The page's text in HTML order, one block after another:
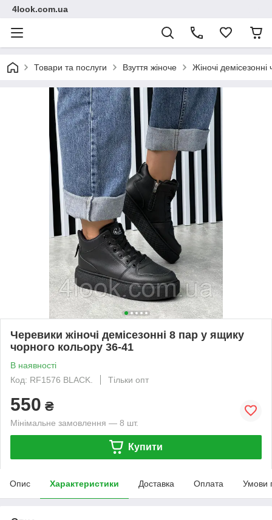
4look.com.ua
Товари та послуги Взуття жіноче Жіночі демісезонні
Черевики жіночі демісезонні 8 пар у ящику
чорного кольору 36-41
В наявності
Код: RF1576 BLACK.
Тільки опт
550 ₴
Мінімальне замовлення — 8 шт.
Купити
Опис Характеристики Доставка Оплата Умови